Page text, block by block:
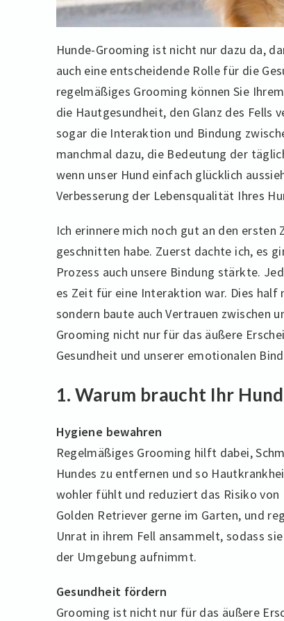
Hunde-Grooming ist nicht nur dazu da,
auch eine entscheidende Rolle für die
regelmäßiges Grooming können Sie
die Hautgesundheit, den Glanz des Fells
sogar die Interaktion und Bindung
manchmal dazu, die Bedeutung der
wenn unser Hund einfach glücklich
Verbesserung der Lebensqualität Ihres
Ich erinnere mich noch gut an den
geschnitten habe. Zuerst dachte ich, es
Prozess auch unsere Bindung stärkte.
es Zeit für eine Interaktion war. Dies
sondern baute auch Vertrauen zwischen
Grooming nicht nur für das äußere
Gesundheit und unserer emotionalen
1. Warum braucht Ihr
Hygiene bewahren
Regelmäßiges Grooming hilft dabei,
Hundes zu entfernen und so
wohler fühlt und reduziert das Risiko
Golden Retriever gerne im Garten, und
Unrat in ihrem Fell ansammelt, sodass
der Umgebung aufnimmt.
Gesundheit fördern
Grooming ist nicht nur für das äußere